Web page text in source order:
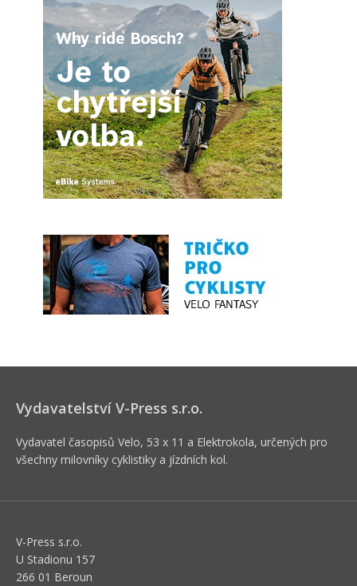
Vydavatelství V-Press s.r.o.
Vydavatel časopisů Velo, 53 x 11 a Elektrokola, určených pro
všechny milovníky cyklistiky a jízdních kol.
V-Press s.r.o.
U Stadionu 157
266 01 Beroun